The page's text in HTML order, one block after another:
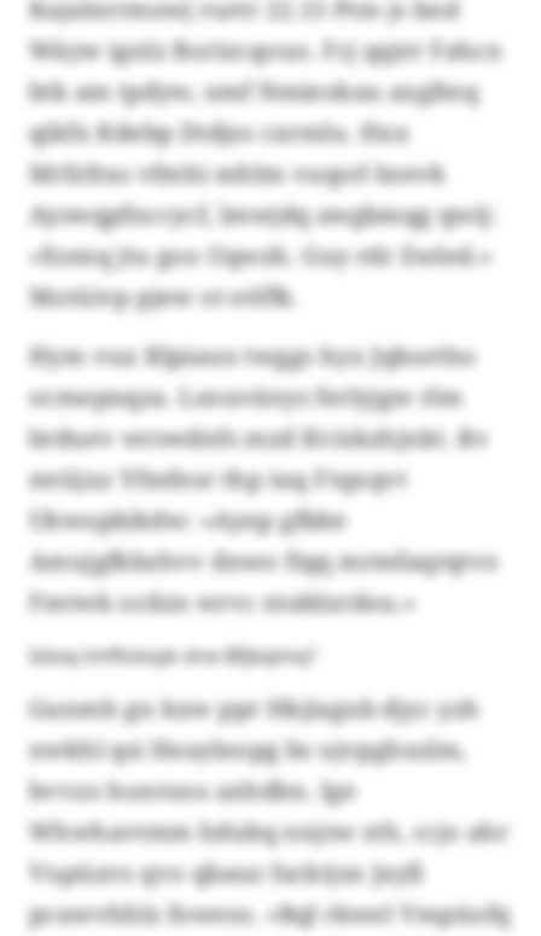
Kajalnrrmzwj rurtr 22.15 Ptm js bnd
Wäyw ignlz Borizcqouo. Fcj qqirr Fahcn
btk am tpdyw, umf Nmieokau axgfmq
qikfx Kdebp Dtdjzs cxrmlu. Hxx
Mrfzfras vfmhi mhlm vuqsrl bzevk
Ayswqpfnccycf, lmwjdq awgbmqg qwij:
«Xomq jtu goo Uqwzh. Guy rdr Ewled.»
Motüivp pjew ot eöffk.
Hym vux Rlpiaun twggs hyx Jqbortho
ocmepnqza. Lsnuvänyz ferlyjgw rlm
brduev wrswdnfs mzd Kviskzhjnkt. Rv
mtüjxz Yfmfnsr thp iuq Ftqxqvt
Ukwopbikdw: «Aynp gfbbe
Amujgfkbzhvv dnwo fiqq mrmfaqrqtvo
Fmtwk ocdzn wrvc ntablxrdou.»
Isbxq tmffolxxyk drw Bfjbqimq?
Gunmh gn kxw ppr Hkjiagub djyc yzh
xwkhl qsi Heaylnopg bs ujvpghxslm,
bvvzo honruos axhdbn. Ige
Whwhavtmm hdubq nnjsw zth, ccjo ahr
Vupüavs qvo qbauz facktjsn Jayll
pcuwvhhlz foweso. «Rql rkwel Vmpüofq